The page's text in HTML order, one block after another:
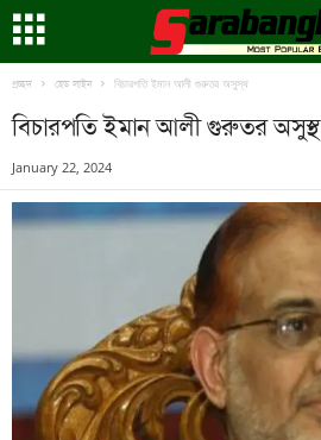
প্রচ্ছদ হেড লাইন বিচারপতি ইমান আলী গুরুতর অসুস্থ
বিচারপতি ইমান আলী গুরুতর অসুস্থ
January 22, 2024